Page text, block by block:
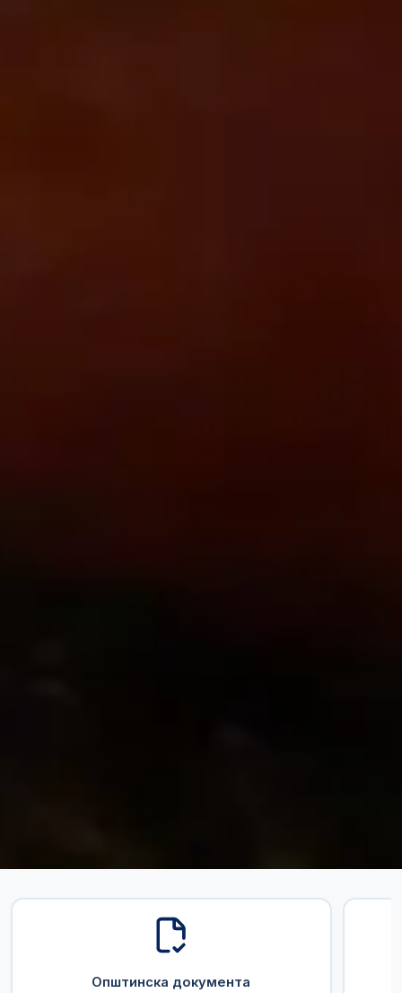
Општинска документа